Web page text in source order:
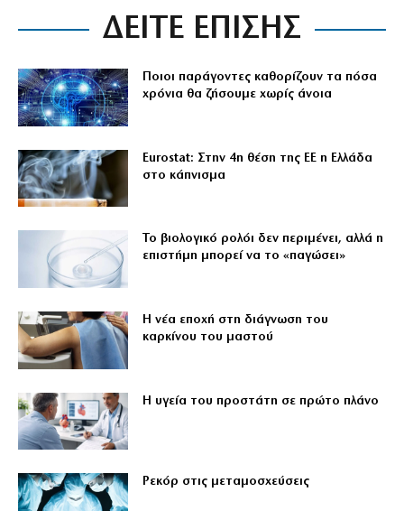
ΔΕΙΤΕ ΕΠΙΣΗΣ
Ποιοι παράγοντες καθορίζουν τα πόσα
χρόνια θα ζήσουμε χωρίς άνοια
Eurostat: Στην 4η θέση της ΕΕ η Ελλάδα
στο κάπνισμα
Το βιολογικό ρολόι δεν περιμένει, αλλά η
επιστήμη μπορεί να το «παγώσει»
Η νέα εποχή στη διάγνωση του
καρκίνου του μαστού
Η υγεία του προστάτη σε πρώτο πλάνο
Ρεκόρ στις μεταμοσχεύσεις